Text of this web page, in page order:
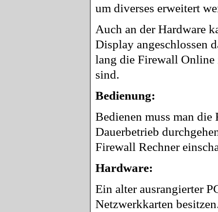
um diverses erweitert
Auch an der Hardware
Display angeschlossen
lang die Firewall Online
sind.
Bedienung:
Bedienen muss man
Dauerbetrieb
Firewall Rechner
Hardware:
Ein alter ausrangierter
Netzwerkkarten